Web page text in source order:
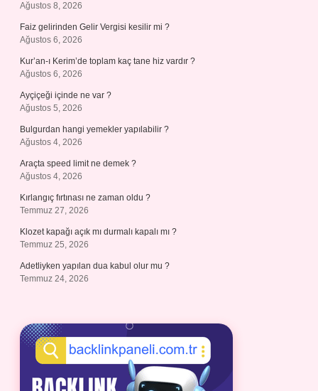
Ağustos 8, 2026
Faiz gelirinden Gelir Vergisi kesilir mi ?
Ağustos 6, 2026
Kur’an-ı Kerim’de toplam kaç tane hiz vardır ?
Ağustos 6, 2026
Ayçiçeği içinde ne var ?
Ağustos 5, 2026
Bulgurdan hangi yemekler yapılabilir ?
Ağustos 4, 2026
Araçta speed limit ne demek ?
Ağustos 4, 2026
Kırlangıç fırtınası ne zaman oldu ?
Temmuz 27, 2026
Klozet kapağı açık mı durmalı kapalı mı ?
Temmuz 25, 2026
Adetliyken yapılan dua kabul olur mu ?
Temmuz 24, 2026